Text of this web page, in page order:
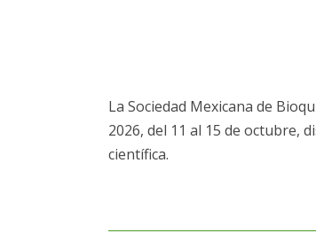
La Sociedad Mexicana de
2026, del 11 al 15 de octubre,
científica.